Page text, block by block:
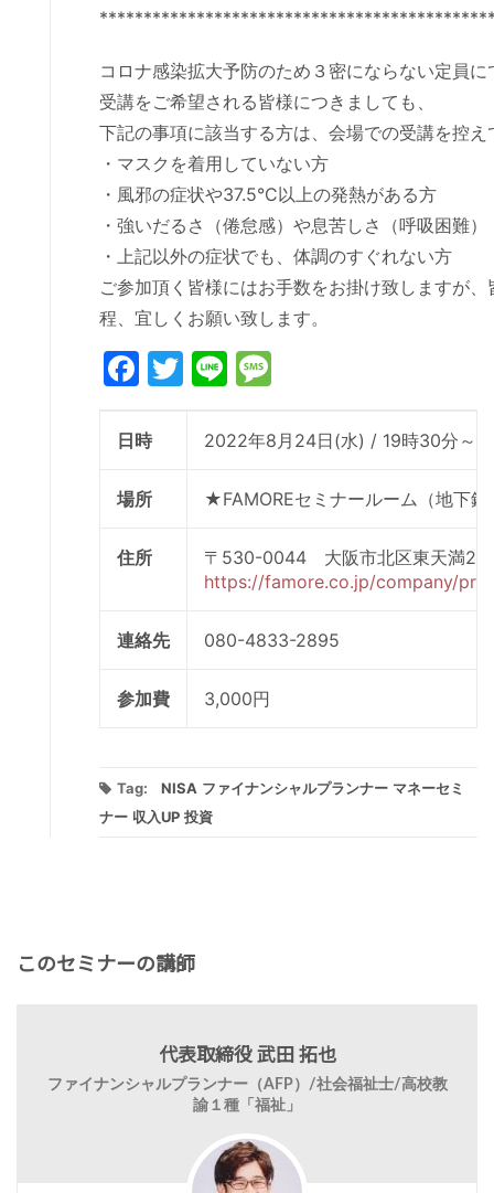
コロナ感染拡大予防のため３密にならない定員
受講をご希望される皆様につきましても、
下記の事項に該当する方は、会場での受講を控
・マスクを着用していない方
・風邪の症状や37.5°C以上の発熱がある方
・強いだるさ（倦怠感）や息苦しさ（呼吸困難
・上記以外の症状でも、体調のすぐれない方
ご参加頂く皆様にはお手数をお掛け致しますが
程、宜しくお願い致します。
Facebook
Twitter
Line
日時 2022年8月24日(水) / 19時30分～
場所 ★FAMOREセミナールーム（地下
住所
〒530-0044 大阪市北区東天満2-
https://famore.co.jp/company/
連絡先 080-4833-2895
参加費 3,000円
Tag: NISA ファイナンシャルプランナー マネーセミ
ナー 収入UP 投資
このセミナーの講師
代表取締役 武田 拓也
ファイナンシャルプランナー（AFP）/社会福祉士/高校教
諭１種「福祉」